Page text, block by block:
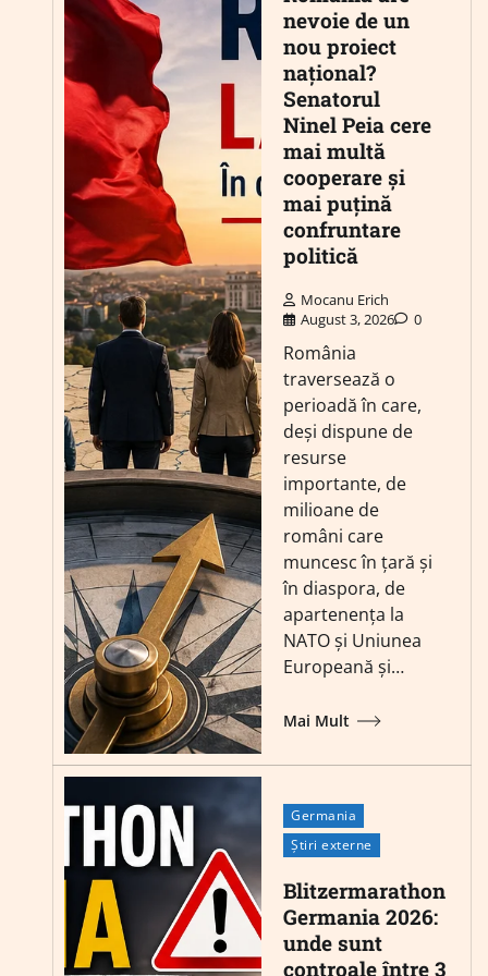
nevoie de un
nou proiect
național?
Senatorul
Ninel Peia cere
mai multă
cooperare și
mai puțină
confruntare
politică
Mocanu Erich
August 3, 2026
0
România
traversează o
perioadă în care,
deși dispune de
resurse
importante, de
milioane de
români care
muncesc în țară și
în diaspora, de
apartenența la
NATO și Uniunea
Europeană și…
Mai Mult
Germania
Știri externe
Blitzermarathon
Germania 2026:
unde sunt
controale între 3